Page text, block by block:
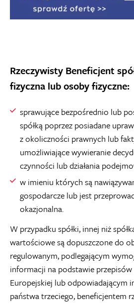
Rzeczywisty Beneficjent
fizyczna lub osoby fizyczne:
sprawujące bezpośrednio lub
spółką poprzez posiadane
z okoliczności prawnych lub
umożliwiające wywieranie
czynności lub działania
w imieniu których są
gospodarcze lub jest
okazjonalna.
W przypadku spółki, innej niż
wartościowe są dopuszczone do
regulowanym, podlegającym
informacji na podstawie
Europejskiej lub odpowiadającym
państwa trzeciego, beneficjentem